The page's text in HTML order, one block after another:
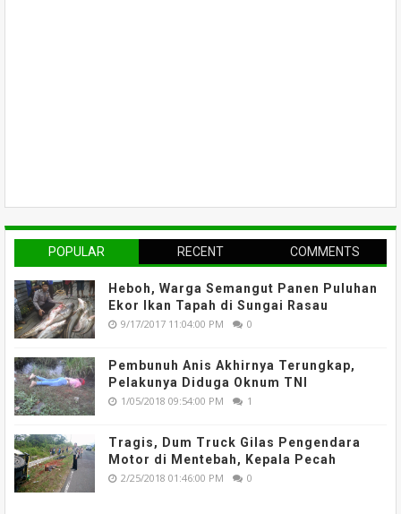
POPULAR RECENT COMMENTS
Heboh, Warga Semangut Panen Puluhan
Ekor Ikan Tapah di Sungai Rasau
9/17/2017 11:04:00 PM 0
Pembunuh Anis Akhirnya Terungkap,
Pelakunya Diduga Oknum TNI
1/05/2018 09:54:00 PM 1
Tragis, Dum Truck Gilas Pengendara
Motor di Mentebah, Kepala Pecah
2/25/2018 01:46:00 PM 0